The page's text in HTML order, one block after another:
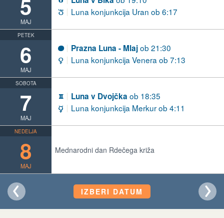
5
MAJ
h Luna konjunkcija Uran ob 6:17
PETEK
6
MAJ
S Prazna Luna - Mlajob 21:30
d Luna konjunkcija Venera ob 7:13
SOBOTA
7
MAJ
C Luna v Dvojčka ob 18:35
c Luna konjunkcija Merkur ob 4:11
NEDELJA
8
MAJ
Mednarodni dan Rdečega križa
IZBERI DATUM